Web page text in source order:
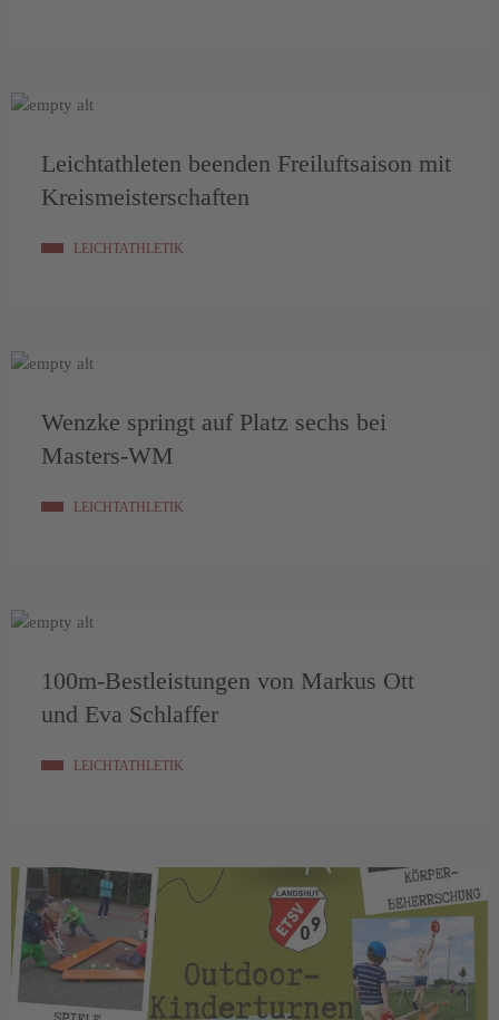
Leichtathleten beenden Freiluftsaison mit
Kreismeisterschaften
LEICHTATHLETIK
Wenzke springt auf Platz sechs bei
Masters-WM
LEICHTATHLETIK
100m-Bestleistungen von Markus Ott
und Eva Schlaffer
LEICHTATHLETIK